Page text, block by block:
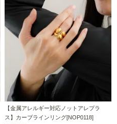
【金属アレルギー対応ノットアレプラ
ス】カーブラインリング[NOP0118]